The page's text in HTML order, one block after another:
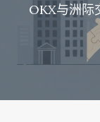
OKX与洲际